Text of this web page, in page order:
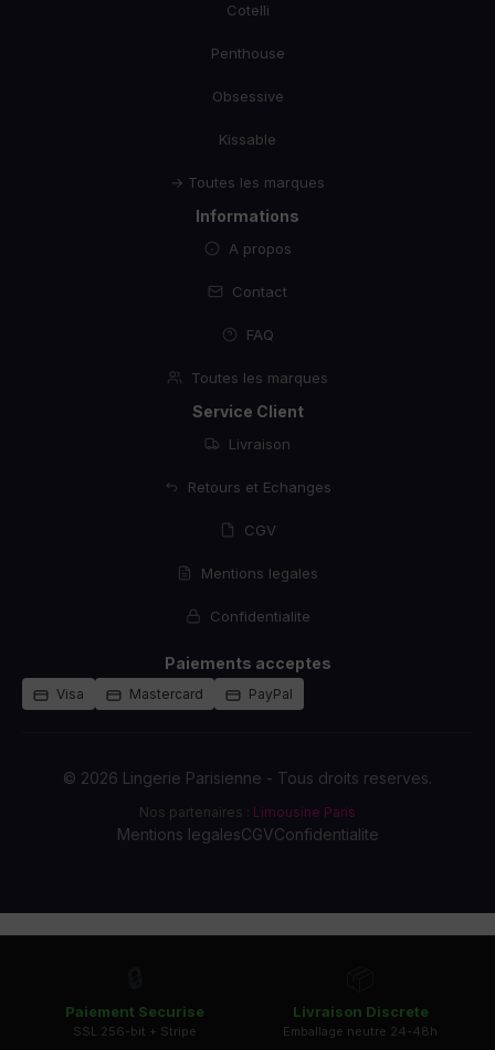
Cotelli
Penthouse
Obsessive
Kissable
→ Toutes les marques
Informations
A propos
Contact
FAQ
Toutes les marques
Service Client
Livraison
Retours et Echanges
CGV
Mentions legales
Confidentialite
Paiements acceptes
Visa Mastercard PayPal
© 2026 Lingerie Parisienne - Tous droits reserves.
Nos partenaires : Limousine Paris
Mentions legalesCGVConfidentialite
Paiement Securise
SSL 256-bit + Stripe
Livraison Discrete
Emballage neutre 24-48h